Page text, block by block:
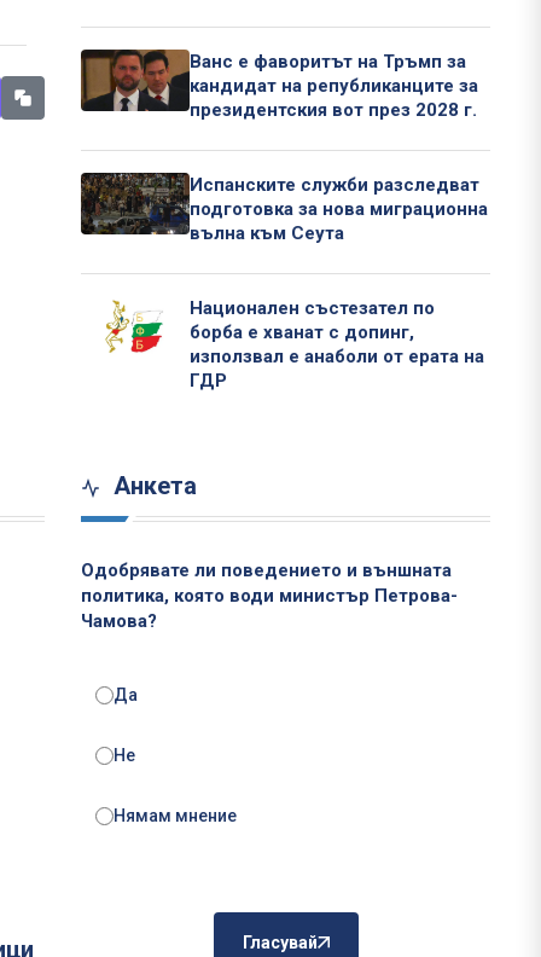
Ванс е фаворитът на Тръмп за
кандидат на републиканците за
президентския вот през 2028 г.
Испанските служби разследват
подготовка за нова миграционна
вълна към Сеута
Национален състезател по
борба е хванат с допинг,
използвал е анаболи от ерата на
ГДР
Анкета
Одобрявате ли поведението и външната
политика, която води министър Петрова-
Чамова?
Да
Не
Нямам мнение
Гласувай